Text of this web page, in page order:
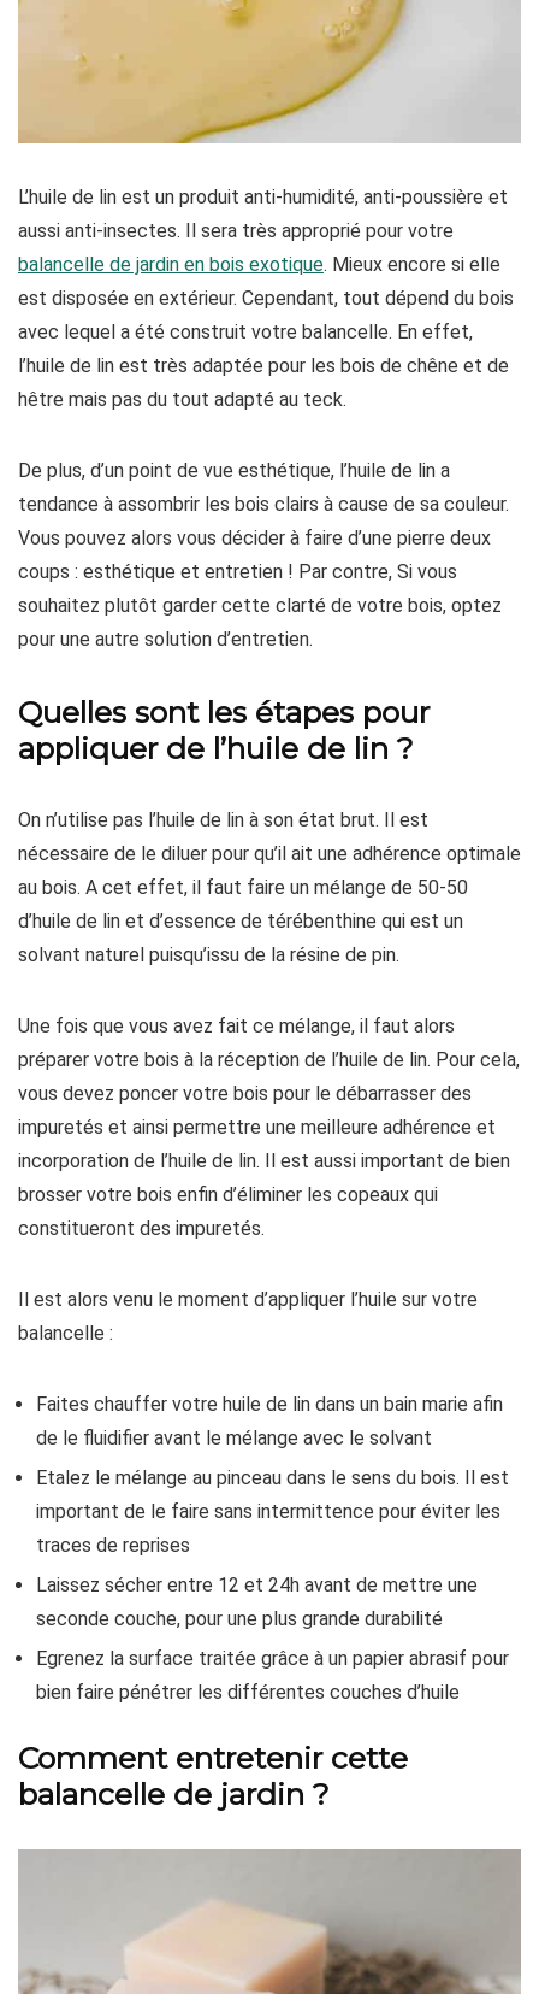
L’huile de lin est un produit anti-humidité, anti-poussière et
aussi anti-insectes. Il sera très approprié pour votre
balancelle de jardin en bois exotique. Mieux encore si elle
est disposée en extérieur. Cependant, tout dépend du bois
avec lequel a été construit votre balancelle. En effet,
l’huile de lin est très adaptée pour les bois de chêne et de
hêtre mais pas du tout adapté au teck.
De plus, d’un point de vue esthétique, l’huile de lin a
tendance à assombrir les bois clairs à cause de sa couleur.
Vous pouvez alors vous décider à faire d’une pierre deux
coups : esthétique et entretien ! Par contre, Si vous
souhaitez plutôt garder cette clarté de votre bois, optez
pour une autre solution d’entretien.
Quelles sont les étapes pour
appliquer de l’huile de lin ?
On n’utilise pas l’huile de lin à son état brut. Il est
nécessaire de le diluer pour qu’il ait une adhérence optimale
au bois. A cet effet, il faut faire un mélange de 50-50
d’huile de lin et d’essence de térébenthine qui est un
solvant naturel puisqu’issu de la résine de pin.
Une fois que vous avez fait ce mélange, il faut alors
préparer votre bois à la réception de l’huile de lin. Pour cela,
vous devez poncer votre bois pour le débarrasser des
impuretés et ainsi permettre une meilleure adhérence et
incorporation de l’huile de lin. Il est aussi important de bien
brosser votre bois enfin d’éliminer les copeaux qui
constitueront des impuretés.
Il est alors venu le moment d’appliquer l’huile sur votre
balancelle :
Faites chauffer votre huile de lin dans un bain marie afin
de le fluidifier avant le mélange avec le solvant
Etalez le mélange au pinceau dans le sens du bois. Il est
important de le faire sans intermittence pour éviter les
traces de reprises
Laissez sécher entre 12 et 24h avant de mettre une
seconde couche, pour une plus grande durabilité
Egrenez la surface traitée grâce à un papier abrasif pour
bien faire pénétrer les différentes couches d’huile
Comment entretenir cette
balancelle de jardin ?